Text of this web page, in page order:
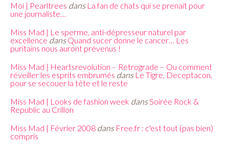
Moi | Pearltrees dans La fan de chats qui se prenait pour
une journaliste…
Miss Mad | Le sperme, anti-dépresseur naturel par
excellence dansQuand sucer donne le cancer… Les
puritains nous auront prévenus !
Miss Mad | Heartsrevolution – Retrograde – Ou comment
réveiller les esprits embrumés dans Le Tigre, Deceptacon,
pour se secouer la tête et le reste
Miss Mad | Looks de fashion week dansSoirée Rock &
Republic au Crillon
Miss Mad | Février 2008 dans Free.fr : c'est tout (pas bien)
compris